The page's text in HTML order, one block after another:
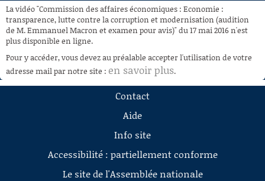
À LA DEMANDE
RECHERCHE
AIDE À LA DÉCOUPE
DE VIDÉOS
La vidéo "Commission des affaires économiques : Economie :
transparence, lutte contre la corruption et modernisation (audition
de M. Emmanuel Macron et examen pour avis)" du 17 mai 2016 n'est
plus disponible en ligne.
Pour y accéder, vous devez au préalable accepter l'utilisation de votre
adresse mail par notre site : en savoir plus.
Contact
Aide
Info site
Accessibilité : partiellement conforme
Le site de l'Assemblée nationale